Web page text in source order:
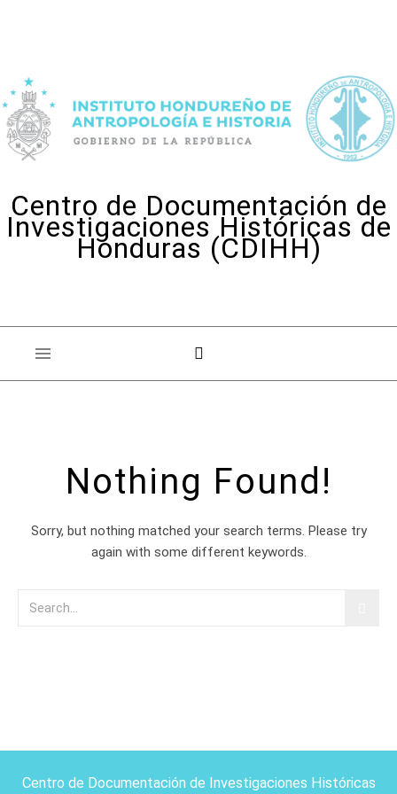
Centro de Documentación de
Investigaciones Históricas de
Honduras (CDIHH)
Nothing Found!
Sorry, but nothing matched your search terms. Please try
again with some different keywords.
Centro de Documentación de Investigaciones Históricas